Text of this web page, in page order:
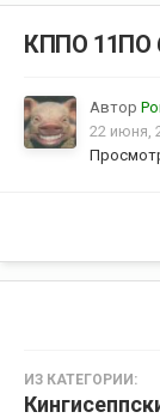
КППО 11ПО
Автор
22 июня,
ИЗ КАТЕГОРИИ: